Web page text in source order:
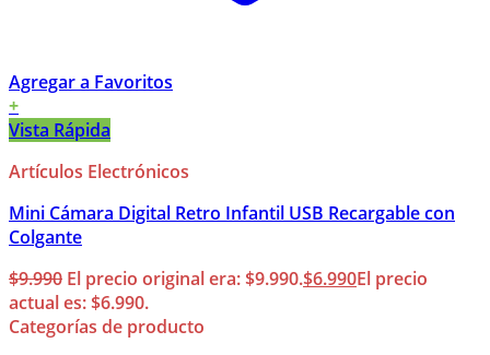
Agregar a Favoritos
+
Vista Rápida
Artículos Electrónicos
Mini Cámara Digital Retro Infantil USB Recargable con
Colgante
$9.990 El precio original era: $9.990.$6.990El precio
actual es: $6.990.
Categorías de producto